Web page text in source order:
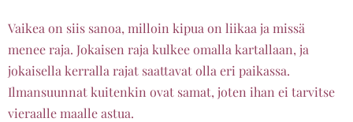
Vaikea on siis sanoa, milloin kipua on liikaa ja missä
menee raja. Jokaisen raja kulkee omalla kartallaan, ja
jokaisella kerralla rajat saattavat olla eri paikassa.
Ilmansuunnat kuitenkin ovat samat, joten ihan ei tarvitse
vieraalle maalle astua.